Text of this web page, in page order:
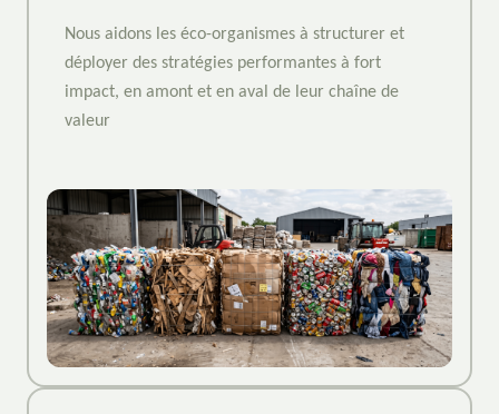
Nous aidons les éco-organismes à structurer et
déployer des stratégies performantes à fort
impact, en amont et en aval de leur chaîne de
valeur